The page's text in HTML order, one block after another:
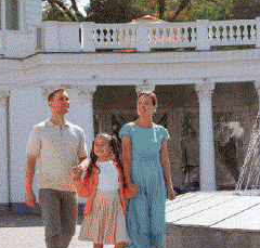
способные
связь между учениками
любой семье", —
социальной розни и